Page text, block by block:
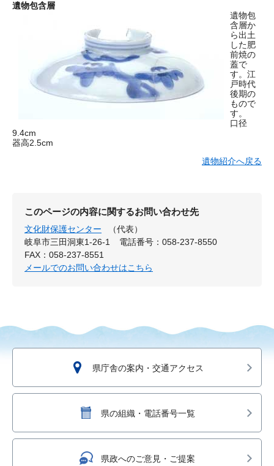
遺物包含層
遺物包
含層か
ら出土
した肥
前焼の
蓋で
す。江
戸時代
後期の
もので
す。
口径
9.4cm
器高2.5cm
遺物紹介へ戻る
このページの内容に関するお問い合わせ先
文化財保護センター
（代表）
岐阜市三田洞東1-26-1
電話番号：058-237-8550
FAX：058-237-8551
メールでのお問い合わせはこちら
県庁舎の案内・交通アクセス
県の組織・電話番号一覧
県政へのご意見・ご提案